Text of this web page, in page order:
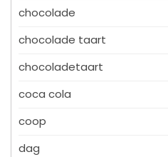
chocolade
chocolade taart
chocoladetaart
coca cola
coop
dag